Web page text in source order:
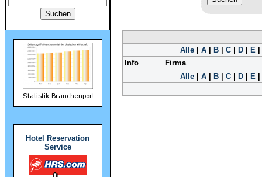
Hotel Reservation
Service
Alle| A| B| C| D| E|
Info
Firma
Alle| A| B| C| D| E|